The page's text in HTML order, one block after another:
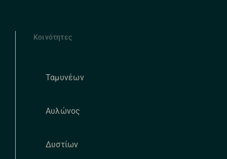
Κοινότητες
Ταμυνέων
Αυλώνος
Δυστίων